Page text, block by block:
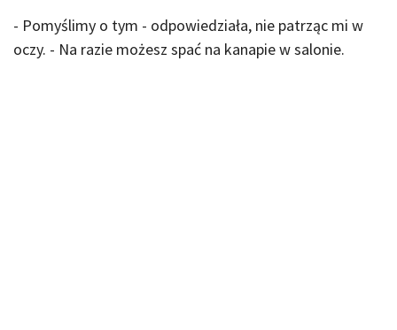
- Pomyślimy o tym - odpowiedziała, nie patrząc mi w
oczy. - Na razie możesz spać na kanapie w salonie.